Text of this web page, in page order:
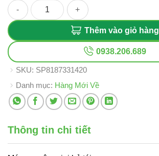
Máy cạo râu mini bỏ túi số lượng
Thêm vào giỏ hàng
0938.206.689
SKU: SP8187331420
Danh mục: Hàng Mới Về
Thông tin chi tiết